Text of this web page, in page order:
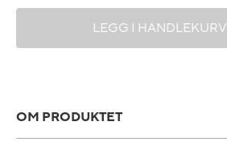
LEGG I HANDLEKURV
OM PRODUKTET